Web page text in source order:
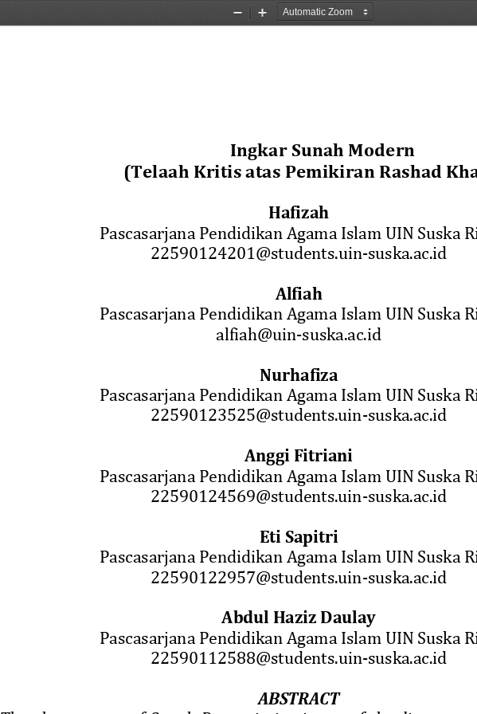
Zoom
Zoom
Ingkar Sunah Modern
(Telaah Kritis atas Pemikiran Rashad
Hafizah
Pascasarjana Pendidikan Agama Islam UIN Suska
22590124201 @students.uin-suska.ac.id
Alfiah
Pascasarjana Pendidikan Agama Islam UIN Suska
alfiah@uin-suska.ac.id
Nurhafiza
Pascasarjana Pendidikan Agama Islam UIN Suska
22590123525@students.uin-suska.ac.id
Anggi Fitriani
Pascasarjana Pendidikan Agama Islam UIN Suska
22590124569@students.uin-suska.ac.id
Eti Sapitri
Pascasarjana Pendidikan Agama Islam UIN Suska
22590122957@students.uin-suska.ac.id
Abdul Haziz Daulay
Pascasarjana Pendidikan Agama Islam UIN Suska
22590112588@students.uin-suska.ac.id
ABSTRACT